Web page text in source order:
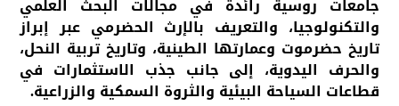
جامعات روسية رائدة في مجالات البحث العلمي
والتكنولوجيا، والتعريف بالإرث الحضرمي عبر إبراز
تاريخ حضرموت وعمارتها الطينية، وتاريخ تربية النحل،
والحرف اليدوية، إلى جانب جذب الاستثمارات في
قطاعات السياحة البيئية والثروة السمكية والزراعية.